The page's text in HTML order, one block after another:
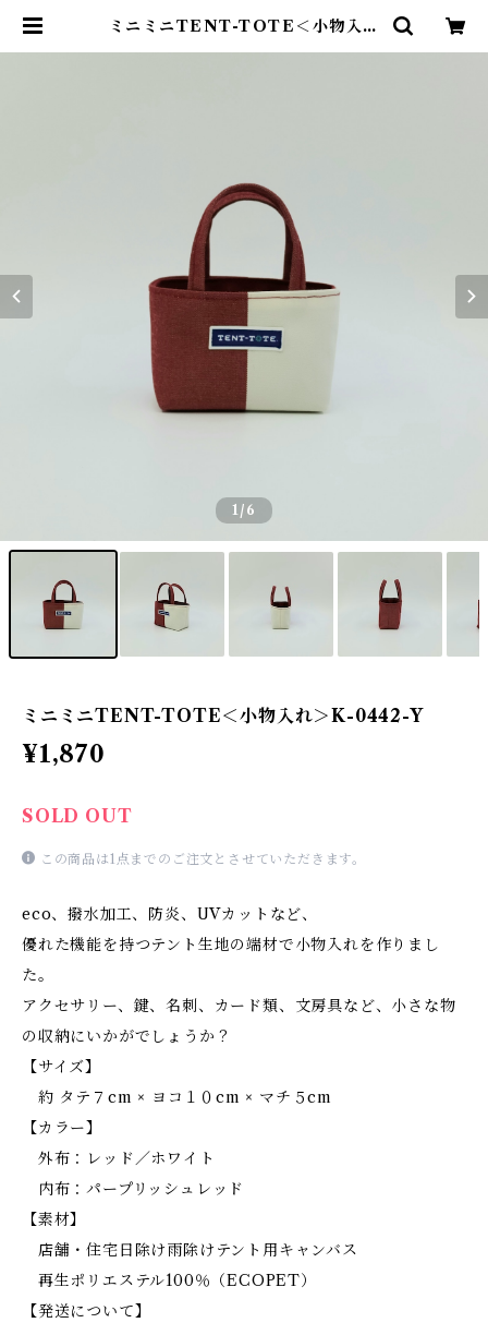
ミニミニTENT-TOTE＜小物入れ
1/6
ミニミニTENT-TOTE＜小物入れ＞K-0442-Y
¥1,870
SOLD OUT
この商品は1点までのご注文とさせていただきます。
eco、撥水加工、防炎、UVカットなど、
優れた機能を持つテント生地の端材で小物入れを作りまし
た。
アクセサリー、鍵、名刺、カード類、文房具など、小さな物
の収納にいかがでしょうか？
【サイズ】
約 タテ７cm × ヨコ１０cm × マチ５cm
【カラー】
外布：レッド／ホワイト
内布：パープリッシュレッド
【素材】
店舗・住宅日除け雨除けテント用キャンバス
再生ポリエステル100％（ECOPET）
【発送について】